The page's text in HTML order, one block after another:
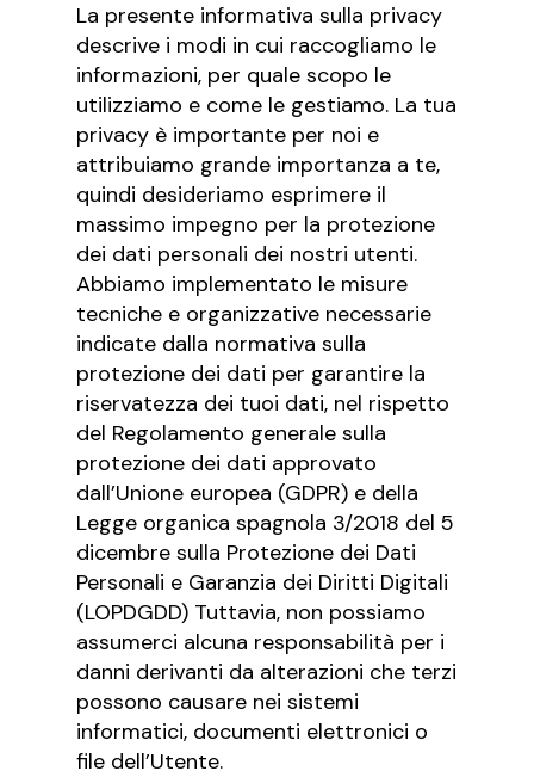
La presente informativa sulla privacy
descrive i modi in cui raccogliamo le
informazioni, per quale scopo le
utilizziamo e come le gestiamo. La tua
privacy è importante per noi e
attribuiamo grande importanza a te,
quindi desideriamo esprimere il
massimo impegno per la protezione
dei dati personali dei nostri utenti.
Abbiamo implementato le misure
tecniche e organizzative necessarie
indicate dalla normativa sulla
protezione dei dati per garantire la
riservatezza dei tuoi dati, nel rispetto
del Regolamento generale sulla
protezione dei dati approvato
dall’Unione europea (GDPR) e della
Legge organica spagnola 3/2018 del 5
dicembre sulla Protezione dei Dati
Personali e Garanzia dei Diritti Digitali
(LOPDGDD) Tuttavia, non possiamo
assumerci alcuna responsabilità per i
danni derivanti da alterazioni che terzi
possono causare nei sistemi
informatici, documenti elettronici o
file dell’Utente.